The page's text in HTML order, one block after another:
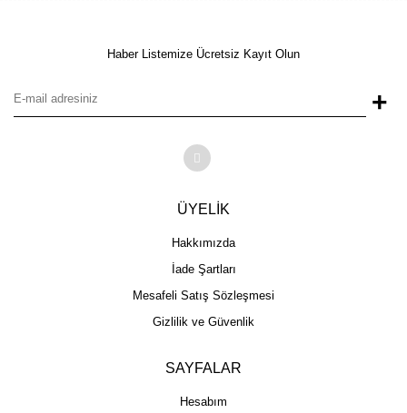
Haber Listemize Ücretsiz Kayıt Olun
+
ÜYELİK
Hakkımızda
İade Şartları
Mesafeli Satış Sözleşmesi
Gizlilik ve Güvenlik
SAYFALAR
Hesabım